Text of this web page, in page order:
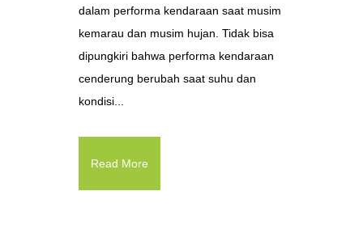
dalam performa kendaraan saat musim
kemarau dan musim hujan. Tidak bisa
dipungkiri bahwa performa kendaraan
cenderung berubah saat suhu dan
kondisi...
Read More